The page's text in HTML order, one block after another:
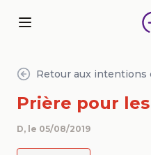
Retour aux intentions
Prière pour
D, le 05/08/2019